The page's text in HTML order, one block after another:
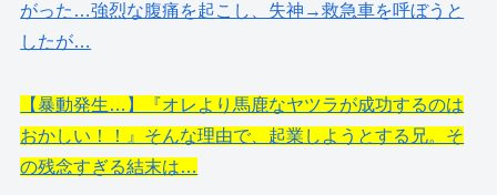
がった…強烈な腹痛を起こし、失神→救急車を呼ぼうと
したが…
【暴動発生…】『オレより馬鹿なヤツラが成功するのは
おかしい！！』そんな理由で、起業しようとする兄。そ
の残念すぎる結末は…